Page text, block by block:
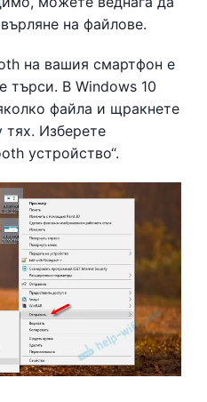
на файлове.
на вашия смартфон е
търси. В Windows 10
файла и щракнете
тях. Изберете
устройство“.